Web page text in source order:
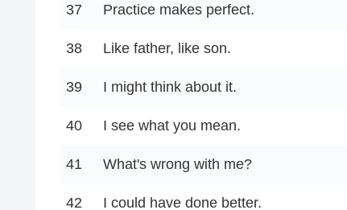
37 Practice makes perfect.
38 Like father, like son.
39 I might think about it.
40 I see what you mean.
41 What's wrong with me?
42 I could have done better.